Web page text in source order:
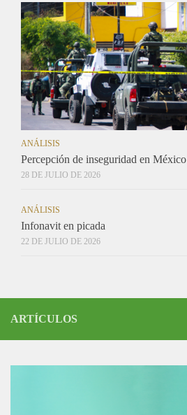
ANÁLISIS
Percepción de inseguridad en México
28 DE JULIO DE 2026
ANÁLISIS
Infonavit en picada
22 DE JULIO DE 2026
ARTÍCULOS